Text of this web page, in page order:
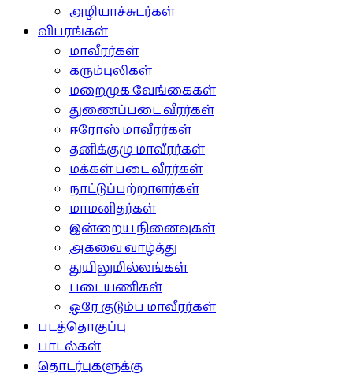
அழியாச்சுடர்கள்
விபரங்கள்
மாவீரர்கள்
கரும்புலிகள்
மறைமுக வேங்கைகள்
துணைப்படை வீரர்கள்
ஈரோஸ் மாவீரர்கள்
தனிக்குழு மாவீரர்கள்
மக்கள் படை வீரர்கள்
நாட்டுப்பற்றாளர்கள்
மாமனிதர்கள்
இன்றைய நினைவுகள்
அகவை வாழ்த்து
துயிலுமில்லங்கள்
படையணிகள்
ஒரே குடும்ப மாவீரர்கள்
படத்தொகுப்பு
பாடல்கள்
தொடர்புகளுக்கு